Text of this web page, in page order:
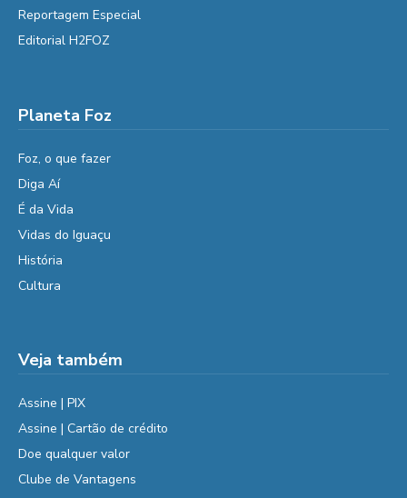
Reportagem Especial
Editorial H2FOZ
Planeta Foz
Foz, o que fazer
Diga Aí
É da Vida
Vidas do Iguaçu
História
Cultura
Veja também
Assine | PIX
Assine | Cartão de crédito
Doe qualquer valor
Clube de Vantagens